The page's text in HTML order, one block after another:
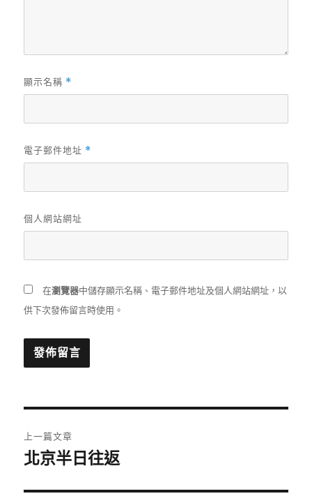
顯示名稱 *
電子郵件地址 *
個人網站網址
在瀏覽器中儲存顯示名稱、電子郵件地址及個人網站網址，以
供下次發佈留言時使用。
章
上一篇文章
上
北京半日往返